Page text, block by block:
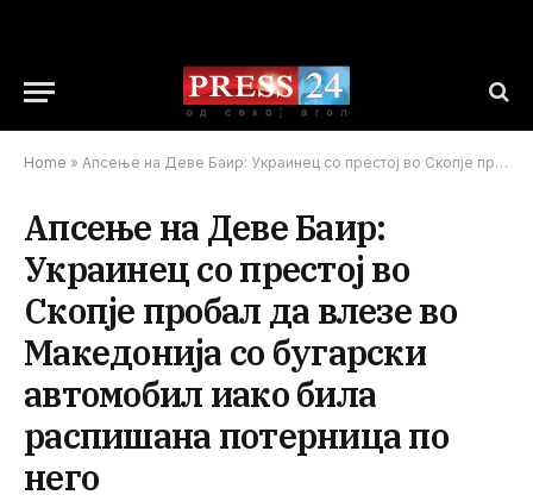
Home » Апсење на Деве Баир: Украинец со престој во Скопје пробал да влезе во Македонија со бугарски автомобил иако била распишана потерница по него
Апсење на Деве Баир:
Украинец со престој во
Скопје пробал да влезе во
Македонија со бугарски
автомобил иако била
распишана потерница по
него